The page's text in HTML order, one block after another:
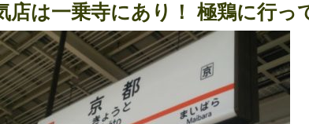
店は一乗寺にあり！ 極鶏に行っ